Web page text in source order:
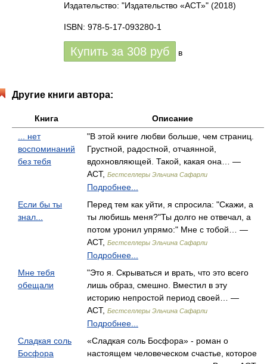
Издательство: "Издательство «АСТ»" (2018)
ISBN: 978-5-17-093280-1
Купить за 308 руб в
Другие книги автора:
Книга
Описание
... нет
воспоминаний
без тебя
"В этой книге любви больше, чем страниц.
Грустной, радостной, отчаянной,
вдохновляющей. Такой, какая она… —
АСТ, Бестселлеры Эльчина Сафарли
Подробнее...
Если бы ты
знал...
Перед тем как уйти, я спросила: "Скажи, а
ты любишь меня?"Ты долго не отвечал, а
потом уронил упрямо:" Мне с тобой… —
АСТ, Бестселлеры Эльчина Сафарли
Подробнее...
Мне тебя
обещали
"Это я. Скрываться и врать, что это всего
лишь образ, смешно. Вместил в эту
историю непростой период своей… —
АСТ, Бестселлеры Эльчина Сафарли
Подробнее...
Сладкая соль
Босфора
«Сладкая соль Босфора» - роман о
настоящем человеческом счастье, которое